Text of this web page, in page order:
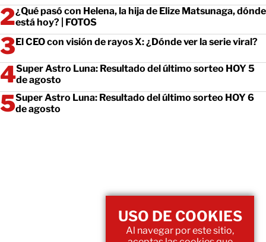
¿Qué pasó con Helena, la hija de Elize Matsunaga, dónde
está hoy? | FOTOS
El CEO con visión de rayos X: ¿Dónde ver la serie viral?
Super Astro Luna: Resultado del último sorteo HOY 5
de agosto
Super Astro Luna: Resultado del último sorteo HOY 6
de agosto
USO DE COOKIES
Al navegar por este sitio,